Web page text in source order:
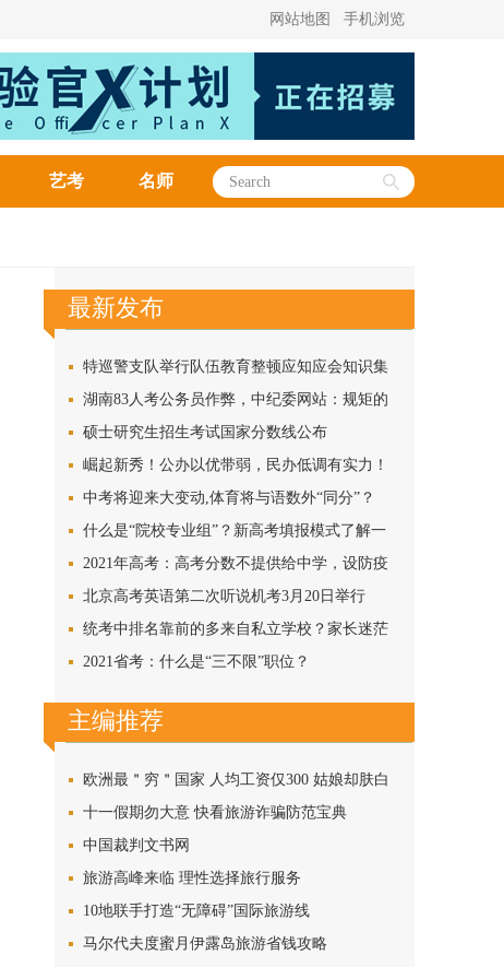
网站地图 手机浏览
艺考 名师
最新发布
特巡警支队举行队伍教育整顿应知应会知识集
中考试
湖南83人考公务员作弊，中纪委网站：规矩的
扣子一开始就得扣好
硕士研究生招生考试国家分数线公布
崛起新秀！公办以优带弱，民办低调有实力！
中考将迎来大变动,体育将与语数外“同分”？
什么是“院校专业组”？新高考填报模式了解一
下 2021年高考：高考分数不提供给中学，设防疫
副主考…
北京高考英语第二次听说机考3月20日举行
统考中排名靠前的多来自私立学校？家长迷茫
了 2021省考：什么是“三不限”职位？
主编推荐
欧洲最＂穷＂国家 人均工资仅300 姑娘却肤白
貌美!十一假期勿大意 快看旅游诈骗防范宝典
中国裁判文书网
旅游高峰来临 理性选择旅行服务
10地联手打造“无障碍”国际旅游线
马尔代夫度蜜月伊露岛旅游省钱攻略